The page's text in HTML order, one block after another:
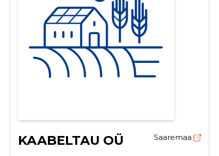
KAABELTAU OÜ Saaremaa